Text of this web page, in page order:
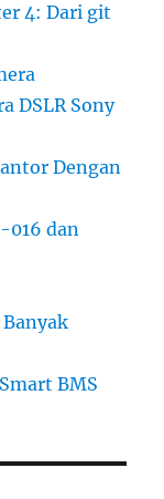
4: Dari git
DSLR Sony
Dengan
016 dan
BMS